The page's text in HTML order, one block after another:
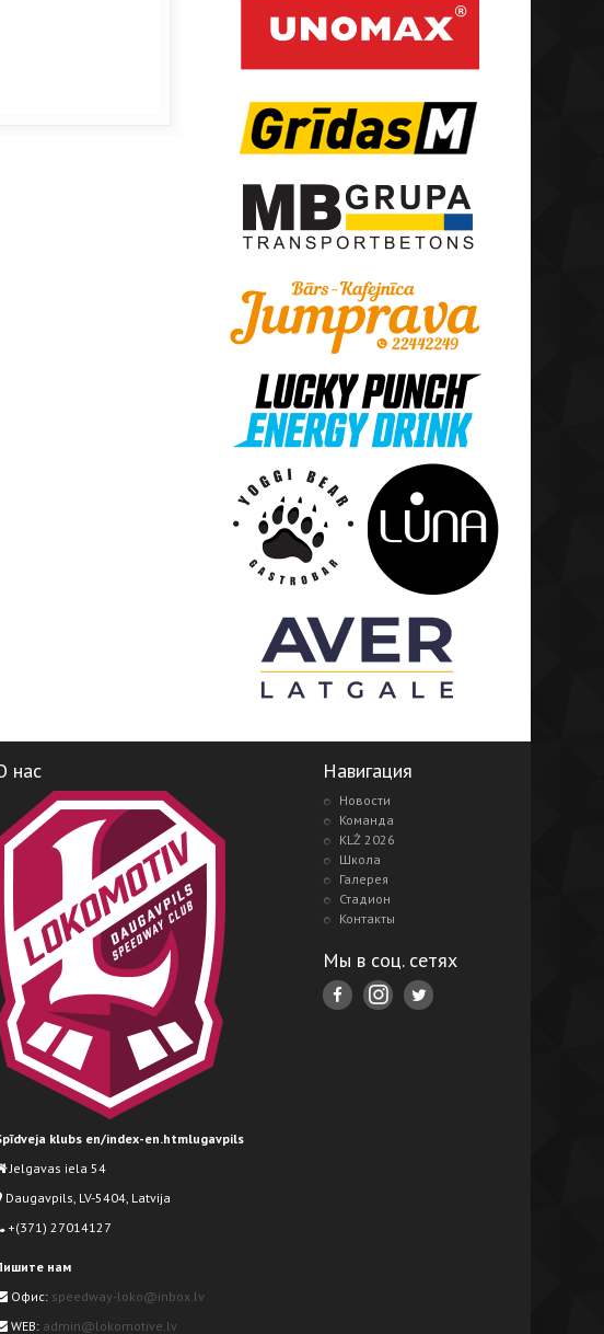
нас
klubs en/index-en.htmlugavpils
Jelgavas iela 54
Daugavpils, LV-5404, Latvija
+(371) 27014127
нам
Офис: speedway-loko@inbox.lv
WEB: admin@lokomotive.lv
Навигация
Новости
Команда
KLŻ 2026
Школа
Галерея
Стадион
Контакты
Мы в соц. сетях